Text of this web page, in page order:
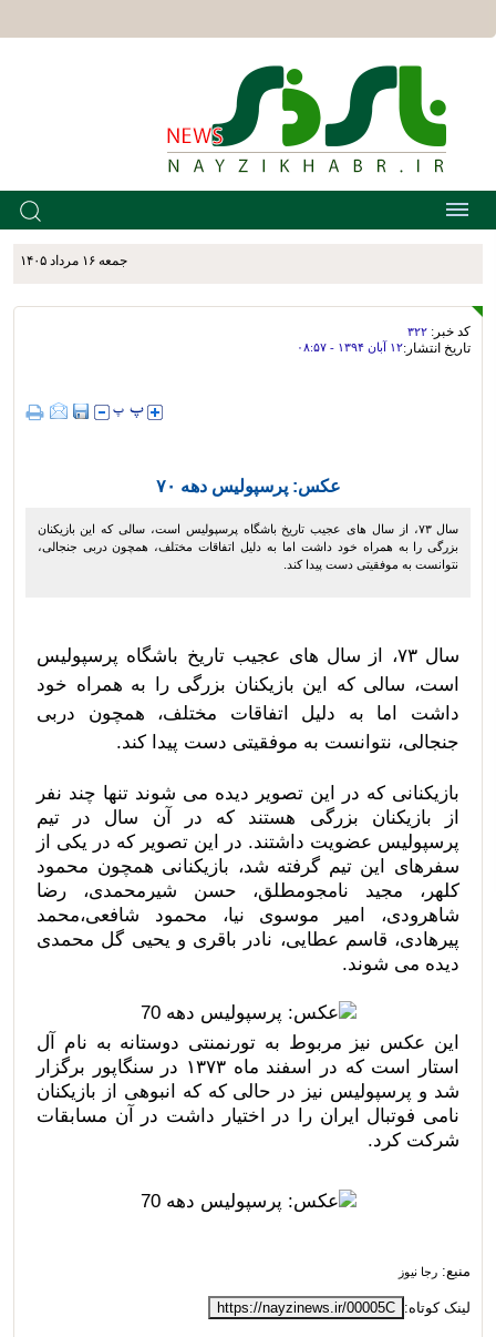
جمعه ۱۶ مرداد ۱۴۰۵
کد خبر: ۳۲۲
تاریخ انتشار:۱۲ آبان ۱۳۹۴ - ۰۸:۵۷
عکس: پرسپولیس دهه ۷۰
سال ۷۳، از سال های عجیب تاریخ باشگاه پرسپولیس است، سالی که این بازیکنان
بزرگی را به همراه خود داشت اما به دلیل اتفاقات مختلف، همچون دربی جنجالی،
نتوانست به موفقیتی دست پیدا کند.
سال ۷۳، از سال های عجیب تاریخ باشگاه پرسپولیس
است، سالی که این بازیکنان بزرگی را به همراه خود
داشت اما به دلیل اتفاقات مختلف، همچون دربی
جنجالی، نتوانست به موفقیتی دست پیدا کند.
بازیکنانی که در این تصویر دیده می شوند تنها چند نفر
از بازیکنان بزرگی هستند که در آن سال در تیم
پرسپولیس عضویت داشتند. در این تصویر که در یکی از
سفرهای این تیم گرفته شد، بازیکنانی همچون محمود
کلهر، مجید نامجومطلق، حسن شیرمحمدی، رضا
شاهرودی، امیر موسوی نیا، محمود شافعی،محمد
پیرهادی، قاسم عطایی، نادر باقری و یحیی گل محمدی
دیده می شوند.
این عکس نیز مربوط به تورنمنتی دوستانه به نام آل
استار است که در اسفند ماه ۱۳۷۳ در سنگاپور برگزار
شد و پرسپولیس نیز در حالی که که انبوهی از بازیکنان
نامی فوتبال ایران را در اختیار داشت در آن مسابقات
شرکت کرد.
منبع: رجا نیوز
لینک کوتاه: https://nayzinews.ir/00005C